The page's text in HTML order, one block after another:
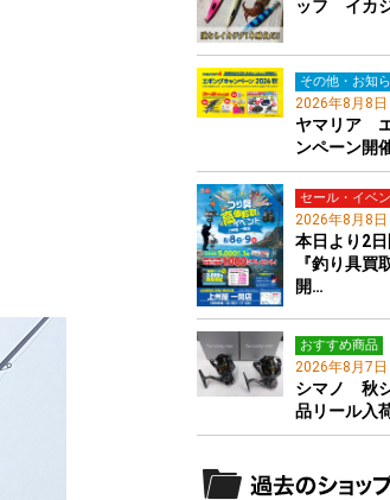
ッフ イカ
その他・お知
2026年8月8日
ヤマリア
ンペーン開
セール・イベ
2026年8月8日
本日より2日
『釣り具買
開…
おすすめ商品
2026年8月7日
シマノ 秋
品リール入